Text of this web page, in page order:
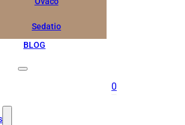
Sedatio
BLOG
0